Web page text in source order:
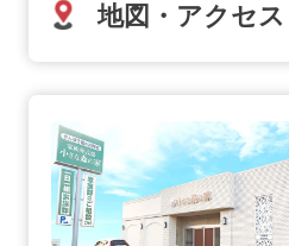
地図・アクセス